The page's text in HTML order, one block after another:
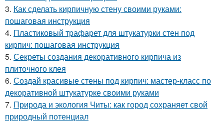
3. Как сделать кирпичную стену своими руками:
пошаговая инструкция
4. Пластиковый трафарет для штукатурки стен под
кирпич: пошаговая инструкция
5. Секреты создания декоративного кирпича из
плиточного клея
6. Создай красивые стены под кирпич: мастер-класс по
декоративной штукатурке своими руками
7. Природа и экология Читы: как город сохраняет свой
природный потенциал